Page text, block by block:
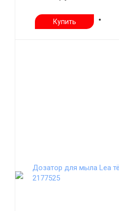
Купить
Дозатор для мыла Lea
2177525